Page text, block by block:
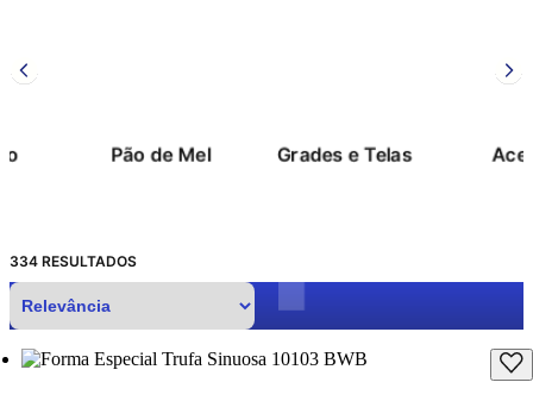
Pão de Mel Grades e Telas Acetato
334 RESULTADOS